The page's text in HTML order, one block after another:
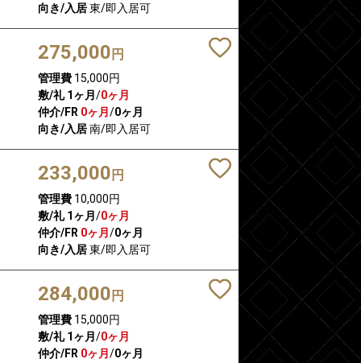
向き/入居東/即入居可
275,000 円
管理費15,000円
敷/礼 1ヶ月 /0ヶ月
仲介/FR 0ヶ月 /0ヶ月
向き/入居南/即入居可
233,000 円
管理費10,000円
敷/礼 1ヶ月 /0ヶ月
仲介/FR 0ヶ月 /0ヶ月
向き/入居東/即入居可
284,000 円
管理費15,000円
敷/礼 1ヶ月 /0ヶ月
仲介/FR 0ヶ月 /0ヶ月